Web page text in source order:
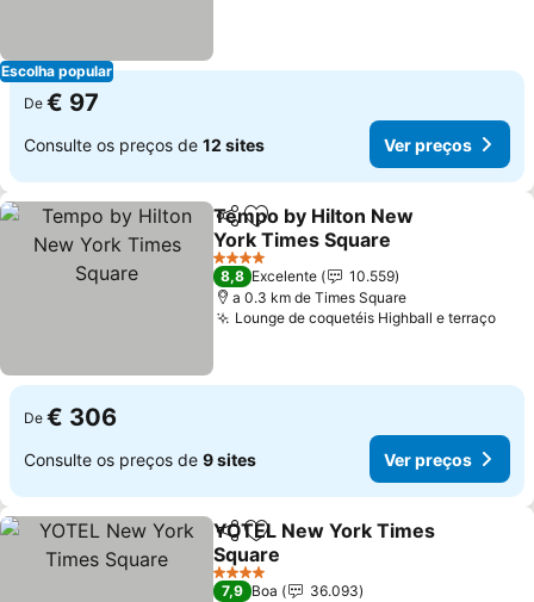
Escolha popular
De € 97
Consulte os preços de 12 sites Ver preços
PartilharAdicionar aos favoritos
Tempo by Hilton New
York Times Square
4 Estrelas
8,8 Excelente
10.559
a 0.3 km de Times Square
Lounge de coquetéis Highball e terraço
De € 306
Consulte os preços de 9 sites Ver preços
PartilharAdicionar aos favoritos
YOTEL New York Times
Square
4 Estrelas
7,9 Boa
36.093